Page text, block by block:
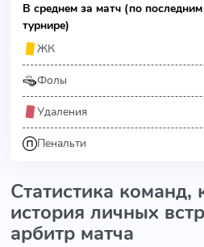
В среднем за матч (по
турнире)
ЖК
Фолы
Удаления
Пенальти
Статистика
история личных
арбитр матча